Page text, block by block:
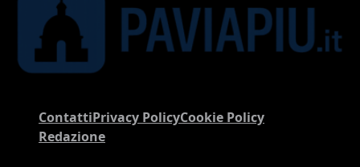
ContattiPrivacy PolicyCookie Policy
Redazione